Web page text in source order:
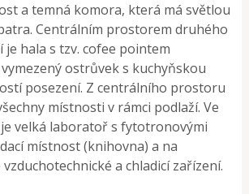
a temná komora, která má světlou
Centrálním prostorem druhého
hala s tzv. cofee pointem
ostrůvek s kuchyňskou
posezení. Z centrálního prostoru
místnosti v rámci podlaží. Ve
velká laboratoř s fytotronovými
místnost (knihovna) a na
a chladicí zařízení.